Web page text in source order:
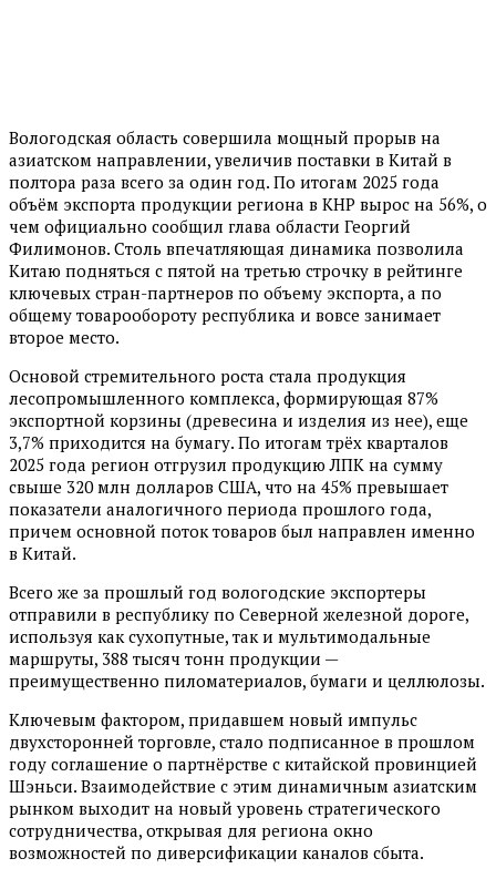
Вологодская область совершила мощный прорыв на
азиатском направлении, увеличив поставки в Китай в
полтора раза всего за один год. По итогам 2025 года
объём экспорта продукции региона в КНР вырос на 56%, о
чем официально сообщил глава области Георгий
Филимонов. Столь впечатляющая динамика позволила
Китаю подняться с пятой на третью строчку в рейтинге
ключевых стран-партнеров по объему экспорта, а по
общему товарообороту республика и вовсе занимает
второе место.
Основой стремительного роста стала продукция
лесопромышленного комплекса, формирующая 87%
экспортной корзины (древесина и изделия из нее), еще
3,7% приходится на бумагу. По итогам трёх кварталов
2025 года регион отгрузил продукцию ЛПК на сумму
свыше 320 млн долларов США, что на 45% превышает
показатели аналогичного периода прошлого года,
причем основной поток товаров был направлен именно
в Китай.
Всего же за прошлый год вологодские экспортеры
отправили в республику по Северной железной дороге,
используя как сухопутные, так и мультимодальные
маршруты, 388 тысяч тонн продукции —
преимущественно пиломатериалов, бумаги и целлюлозы.
Ключевым фактором, придавшем новый импульс
двухсторонней торговле, стало подписанное в прошлом
году соглашение о партнёрстве с китайской провинцией
Шэньси. Взаимодействие с этим динамичным азиатским
рынком выходит на новый уровень стратегического
сотрудничества, открывая для региона окно
возможностей по диверсификации каналов сбыта.